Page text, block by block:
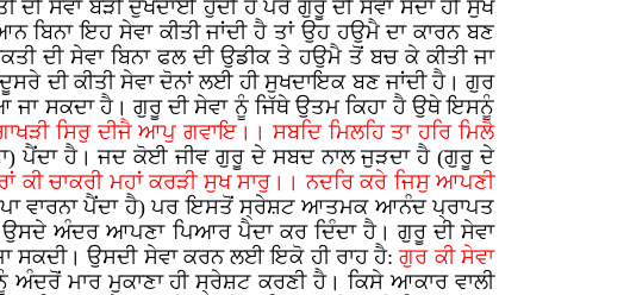
ਦੀ ਸੇਵਾ ਬੜੀ ਦੁਖਦਾਈ ਹੁੰਦੀ ਹੈ ਪਰ ਗੁਰੂ ਦੀ ਸੇਵਾ ਸਦਾ ਹੀ ਸੁਖ
ਬਿਨਾ ਇਹ ਸੇਵਾ ਕੀਤੀ ਜਾਂਦੀ ਹੈ ਤਾਂ ਉਹ ਹਉਮੈ ਦਾ ਕਾਰਨ ਬਣ
ਦੀ ਸੇਵਾ ਬਿਨਾ ਫਲ ਦੀ ਉਡੀਕ ਤੇ ਹਉਮੈ ਤੋਂ ਬਚ ਕੇ ਕੀਤੀ ਜਾ
ਦੀ ਕੀਤੀ ਸੇਵਾ ਦੋਨਾਂ ਲਈ ਹੀ ਸੁਖਦਾਇਕ ਬਣ ਜਾਂਦੀ ਹੈ। ਗੁਰ
ਜਾ ਸਕਦਾ ਹੈ। ਗੁਰੂ ਦੀ ਸੇਵਾ ਨੂੰ ਜਿੱਥੇ ਉਤਮ ਕਿਹਾ ਹੈ ਉਥੇ ਇਸਨੂੰ
ਸਿਰੁ ਦੀਜੈ ਆਪੁ ਗਵਾਇ।। ਸਬਦਿ ਮਿਲਹਿ ਤਾ ਹਰਿ ਮਿਲੈ
ਪੈਂਦਾ ਹੈ। ਜਦ ਕੋਈ ਜੀਵ ਗੁਰੂ ਦੇ ਸਬਦ ਨਾਲ ਜੁੜਦਾ ਹੈ (ਗੁਰੂ ਦੇ
ਕੀ ਚਾਕਰੀ ਮਹਾਂ ਕਰੜੀ ਸੁਖ ਸਾਰੁ।। ਨਦਰਿ ਕਰੇ ਜਿਸੁ ਆਪਣੀ
ਵਾਰਨਾ ਪੈਂਦਾ ਹੈ) ਪਰ ਇਸਤੋਂ ਸ੍ਰੇਸ਼ਟ ਆਤਮਕ ਆਨੰਦ ਪ੍ਰਾਪਤ
ਉਸਦੇ ਅੰਦਰ ਆਪਣਾ ਪਿਆਰ ਪੈਦਾ ਕਰ ਦਿੰਦਾ ਹੈ। ਗੁਰੂ ਦੀ ਸੇਵਾ
ਸਕਦੀ। ਉਸਦੀ ਸੇਵਾ ਕਰਨ ਲਈ ਇਕੋ ਹੀ ਰਾਹ ਹੈ:ਗੁਰ ਕੀ ਸੇਵਾ
ਮਾਰ ਮੁਕਾਣਾ ਹੀ ਸ੍ਰੇਸ਼ਟ ਕਰਣੀ ਹੈ। ਕਿਸੇ ਆਕਾਰ ਵਾਲੀ